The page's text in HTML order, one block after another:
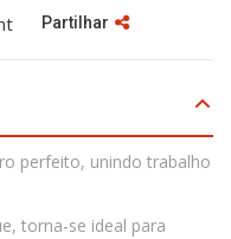
Partilhar
perfeito, unindo trabalho
torna-se ideal para